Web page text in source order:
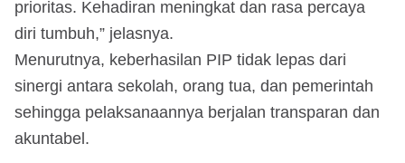
prioritas. Kehadiran meningkat dan rasa percaya
diri tumbuh,” jelasnya.
Menurutnya, keberhasilan PIP tidak lepas dari
sinergi antara sekolah, orang tua, dan pemerintah
sehingga pelaksanaannya berjalan transparan dan
akuntabel.